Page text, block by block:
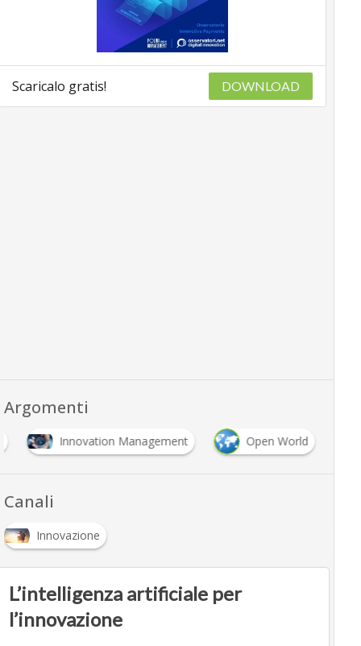
Scaricalo gratis! DOWNLOAD
Argomenti
Innovation Management Open World
Canali
Innovazione
L’intelligenza artificiale per
l’innovazione